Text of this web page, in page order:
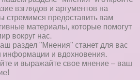
взглядов и аргументов на
стремимся предоставить вам
материалы, которые помогут
вокруг нас.
раздел "Мнения" станет для вас
информации и вдохновения.
и выражайте свое мнение – ваш